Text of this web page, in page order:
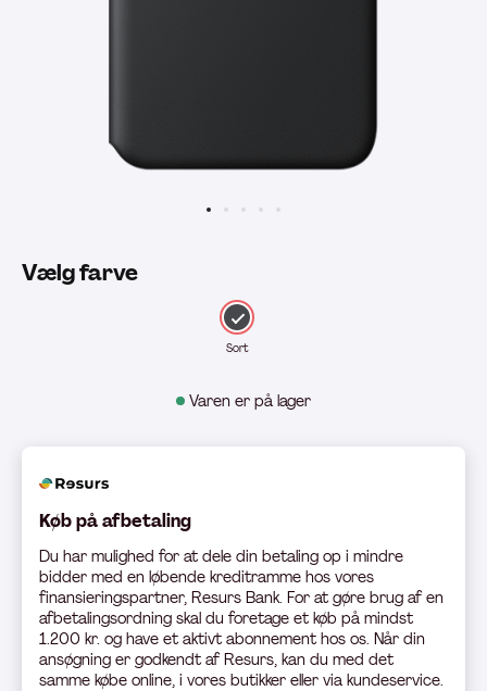
Varen er på lager
Vælg farve
Sort
Køb på afbetaling
Du har mulighed for at dele din betaling op i mindre
bidder med en løbende kreditramme hos vores
finansieringspartner, Resurs Bank. For at gøre brug af en
afbetalingsordning skal du foretage et køb på mindst
1.200 kr. og have et aktivt abonnement hos os. Når din
ansøgning er godkendt af Resurs, kan du med det
samme købe online, i vores butikker eller via kundeservice.